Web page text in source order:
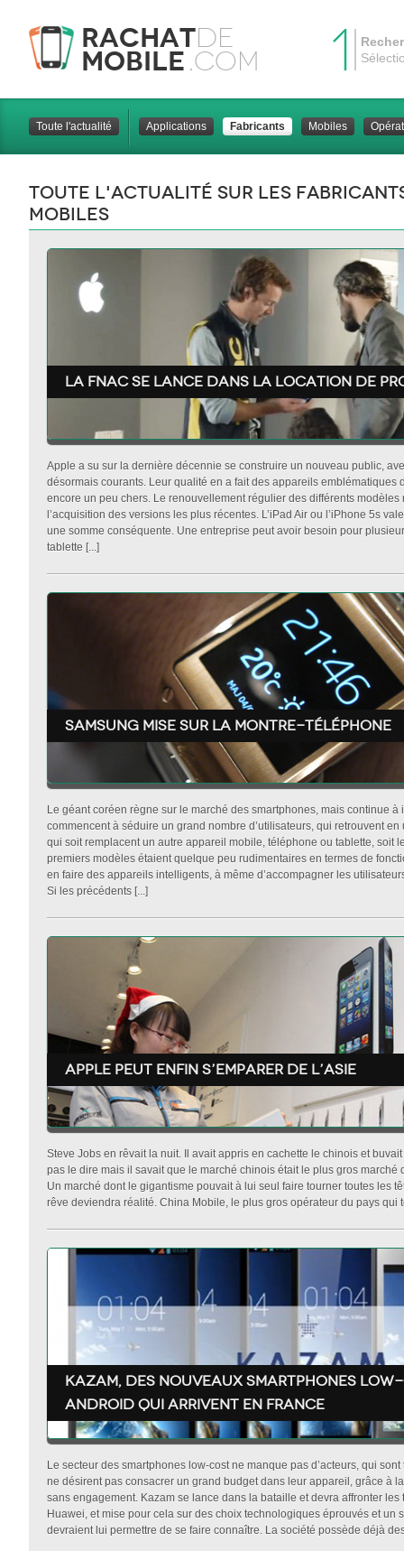
Rachatde
Mobile .com 1
Toute l'actualité Applications Fabricants Mobiles
Toute l'actualité sur les
mobiles
la Fnac se lance dans la location de
Apple a su sur la dernière décennie se construire un nouveau public,
désormais courants. Leur qualité en a fait des appareils emblématiques
encore un peu chers. Le renouvellement régulier des différents modèles
l’acquisition des versions les plus récentes. L’iPad Air ou l’iPhone 5s
une somme conséquente. Une entreprise peut avoir besoin pour
tablette [...]
Samsung mise sur la montre-téléphone
Le géant coréen règne sur le marché des smartphones, mais continue
commencent à séduire un grand nombre d’utilisateurs, qui retrouvent
qui soit remplacent un autre appareil mobile, téléphone ou tablette, soit
premiers modèles étaient quelque peu rudimentaires en termes de
en faire des appareils intelligents, à même d’accompagner les
Si les précédents [...]
Apple peut enfin s’emparer de l’asie
Steve Jobs en rêvait la nuit. Il avait appris en cachette le chinois et
pas le dire mais il savait que le marché chinois était le plus gros marché
Un marché dont le gigantisme pouvait à lui seul faire tourner toutes les
rêve deviendra réalité. China Mobile, le plus gros opérateur du pays qui
Kazam, des nouveaux smartphones
android qui arrivent en France
Le secteur des smartphones low-cost ne manque pas d’acteurs, qui
ne désirent pas consacrer un grand budget dans leur appareil, grâce à
sans engagement. Kazam se lance dans la bataille et devra affronter les
Huawei, et mise pour cela sur des choix technologiques éprouvés et un
devraient lui permettre de se faire connaître. La société possède déjà